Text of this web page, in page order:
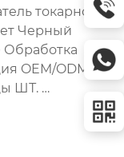
токарного
Черный
Обработка
OEM/ODM
ШТ. …